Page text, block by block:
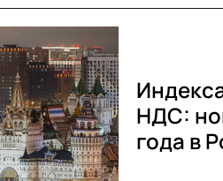
НДС:
года в